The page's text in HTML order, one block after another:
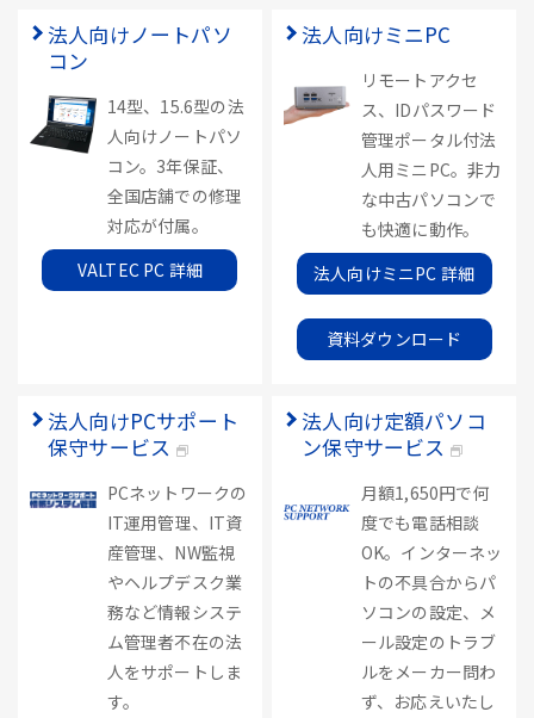
法人向けノートパソ
コン
14型、15.6型の法
人向けノートパソ
コン。3年保証、
全国店舗での修理
対応が付属。
VALTEC PC 詳細
法人向けミニPC
リモートアクセ
ス、IDパスワード
管理ポータル付法
人用ミニPC。非力
な中古パソコンで
も快適に動作。
法人向けミニPC 詳細
資料ダウンロード
法人向けPCサポート
保守サービス
PCネットワークの
IT運用管理、IT資
産管理、NW監視
やヘルプデスク業
務など情報システ
ム管理者不在の法
人をサポートしま
す。
法人向け定額パソコ
ン保守サービス
月額1,650円で何
度でも電話相談
OK。インターネッ
トの不具合からパ
ソコンの設定、メ
ール設定のトラブ
ルをメーカー問わ
ず、お応えいたし